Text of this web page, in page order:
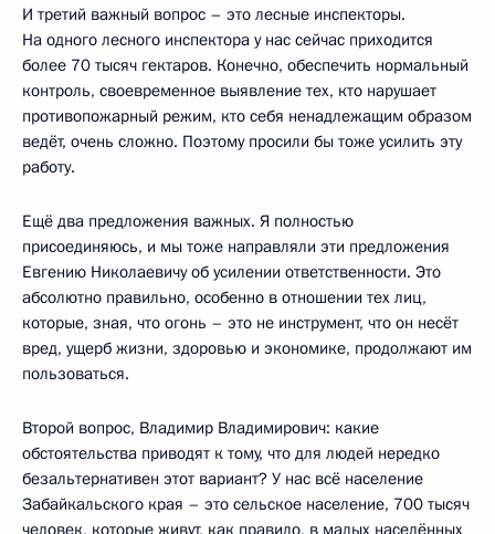
И третий важный вопрос – это лесные инспекторы.
На одного лесного инспектора у нас сейчас приходится
более 70 тысяч гектаров. Конечно, обеспечить нормальный
контроль, своевременное выявление тех, кто нарушает
противопожарный режим, кто себя ненадлежащим образом
ведёт, очень сложно. Поэтому просили бы тоже усилить эту
работу.
Ещё два предложения важных. Я полностью
присоединяюсь, и мы тоже направляли эти предложения
Евгению Николаевичу об усилении ответственности. Это
абсолютно правильно, особенно в отношении тех лиц,
которые, зная, что огонь – это не инструмент, что он несёт
вред, ущерб жизни, здоровью и экономике, продолжают им
пользоваться.
Второй вопрос, Владимир Владимирович: какие
обстоятельства приводят к тому, что для людей нередко
безальтернативен этот вариант? У нас всё население
Забайкальского края – это сельское население, 700 тысяч
человек, которые живут, как правило, в малых населённых